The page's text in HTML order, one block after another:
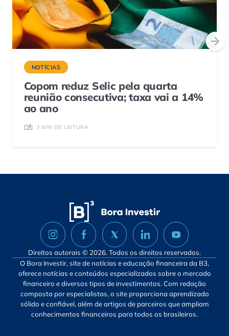
NOTÍCIAS
Copom reduz Selic pela quarta
reunião consecutiva; taxa vai a 14%
ao ano
3 MIN DE LEITURA
Direitos autorais © 2026. Todos os direitos reservados.
O Bora Investir, site de notícias e educação financeira da B3,
oferece notícias e conteúdos especializados sobre o mercado
financeiro e diversos tipos de investimentos. Com redação
composta por especialistas, o site proporciona aprendizado
sólido e confiável, além de artigos de parceiros que ampliam
conhecimentos financeiros para todos os brasileiros.